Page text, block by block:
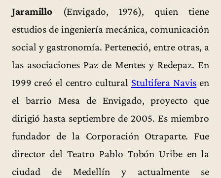
Jaramillo (Envigado, 1976), quien tiene
estudios de ingeniería mecánica, comunicación
social y gastronomía. Perteneció, entre otras, a
las asociaciones Paz de Mentes y Redepaz. En
1999 creó el centro cultural Stultifera Navis en
el barrio Mesa de Envigado, proyecto que
dirigió hasta septiembre de 2005. Es miembro
fundador de la Corporación Otraparte. Fue
director del Teatro Pablo Tobón Uribe en la
ciudad de Medellín y actualmente se